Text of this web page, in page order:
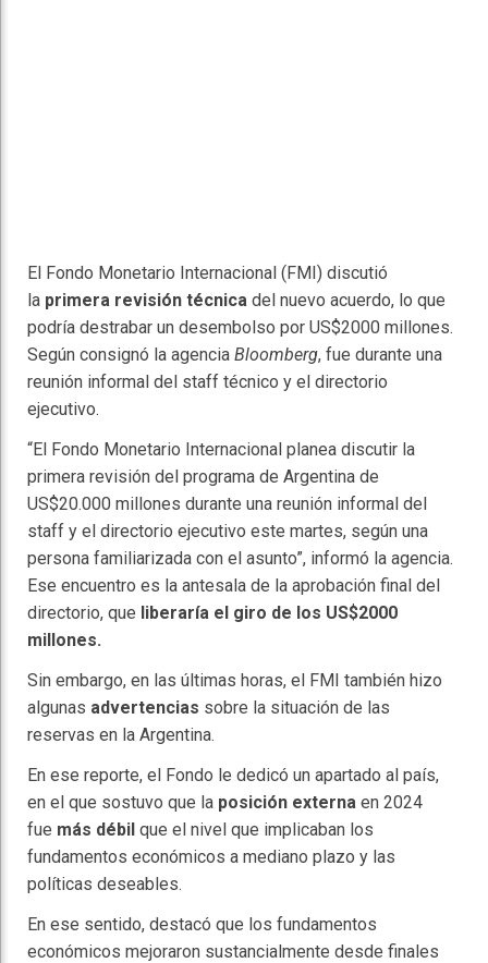
El Fondo Monetario Internacional (FMI) discutió
la primera revisión técnica del nuevo acuerdo, lo que
podría destrabar un desembolso por US$2000 millones.
Según consignó la agencia Bloomberg, fue durante una
reunión informal del staff técnico y el directorio
ejecutivo.
“El Fondo Monetario Internacional planea discutir la
primera revisión del programa de Argentina de
US$20.000 millones durante una reunión informal del
staff y el directorio ejecutivo este martes, según una
persona familiarizada con el asunto”, informó la agencia.
Ese encuentro es la antesala de la aprobación final del
directorio, que liberaría el giro de los US$2000
millones.
Sin embargo, en las últimas horas, el FMI también hizo
algunas advertencias sobre la situación de las
reservas en la Argentina.
En ese reporte, el Fondo le dedicó un apartado al país,
en el que sostuvo que la posición externa en 2024
fue más débil que el nivel que implicaban los
fundamentos económicos a mediano plazo y las
políticas deseables.
En ese sentido, destacó que los fundamentos
económicos mejoraron sustancialmente desde finales